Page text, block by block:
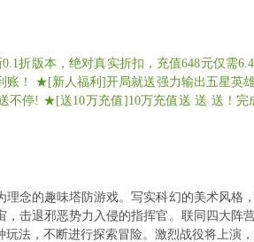
折版本，绝对真实折扣，充值648元仅需
账！ ★[新人福利]开局就送强力输出五星
不停! ★[送10万充值]10万充值送 送 送！
理念的趣味塔防游戏。写实科幻的美术风
，击退邪恶势力入侵的指挥官。联同四大
法，不断进行探索冒险。激烈战役将上演